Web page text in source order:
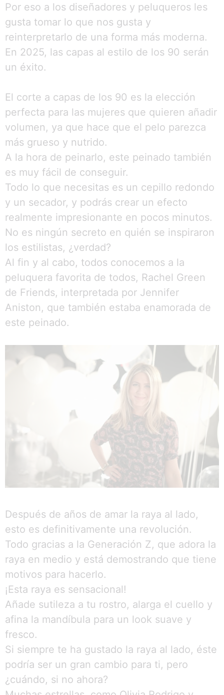
Por eso a los diseñadores y peluqueros les
gusta tomar lo que nos gusta y
reinterpretarlo de una forma más moderna.
En 2025, las capas al estilo de los 90 serán
un éxito.
El corte a capas de los 90 es la elección
perfecta para las mujeres que quieren añadir
volumen, ya que hace que el pelo parezca
más grueso y nutrido.
A la hora de peinarlo, este peinado también
es muy fácil de conseguir.
Todo lo que necesitas es un cepillo redondo
y un secador, y podrás crear un efecto
realmente impresionante en pocos minutos.
No es ningún secreto en quién se inspiraron
los estilistas, ¿verdad?
Al fin y al cabo, todos conocemos a la
peluquera favorita de todos, Rachel Green
de Friends, interpretada por Jennifer
Aniston, que también estaba enamorada de
este peinado.
Después de años de amar la raya al lado,
esto es definitivamente una revolución.
Todo gracias a la Generación Z, que adora la
raya en medio y está demostrando que tiene
motivos para hacerlo.
¡Esta raya es sensacional!
Añade sutileza a tu rostro, alarga el cuello y
afina la mandíbula para un look suave y
fresco.
Si siempre te ha gustado la raya al lado, éste
podría ser un gran cambio para ti, pero
¿cuándo, si no ahora?